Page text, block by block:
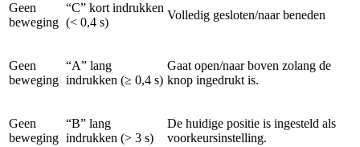
Geen
beweging
“C” kort indrukken
(< 0,4 s)
Volledig gesloten/naar beneden
Geen
beweging
“A” lang
indrukken (≥ 0,4 s)
Gaat open/naar boven zolang de
knop ingedrukt is.
Geen
beweging
“B” lang
indrukken (> 3 s)
De huidige positie is ingesteld als
voorkeursinstelling.